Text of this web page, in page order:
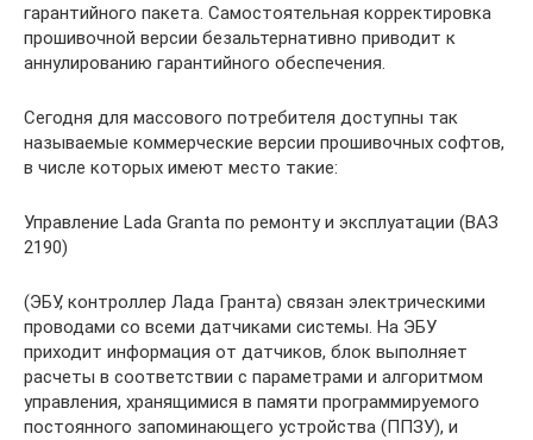
гарантийного пакета. Самостоятельная корректировка
прошивочной версии безальтернативно приводит к
аннулированию гарантийного обеспечения.
Сегодня для массового потребителя доступны так
называемые коммерческие версии прошивочных софтов,
в числе которых имеют место такие:
Управление Lada Granta по ремонту и эксплуатации (ВАЗ
2190)
(ЭБУ, контроллер Лада Гранта) связан электрическими
проводами со всеми датчиками системы. На ЭБУ
приходит информация от датчиков, блок выполняет
расчеты в соответствии с параметрами и алгоритмом
управления, хранящимися в памяти программируемого
постоянного запоминающего устройства (ППЗУ), и